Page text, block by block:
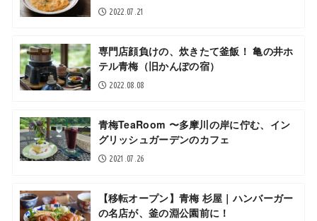
2022.07.21
専門店顔負けの、炊きたて釜飯！ 亀の井ホ
テル青梅（旧かんぽの宿）
2022.08.08
青梅TeaRoom 〜多摩川の岸に佇む、イン
グリッシュガーデンのカフェ
2021.07.26
【移転オープン】青梅 杉屋｜ハンバーガー
の名店が、釜の淵公園前に！